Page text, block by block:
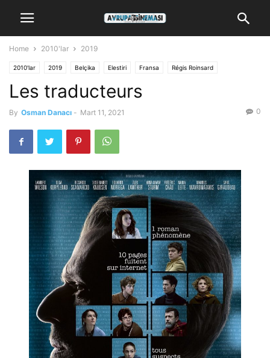
Home 2010'lar 2019
2010'lar 2019 Belçika Elestiri Fransa Régis Roinsard
Les traducteurs
By Osman Danacı - Mart 11, 2021 0